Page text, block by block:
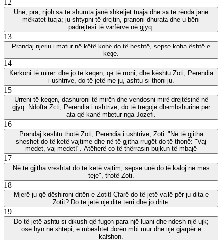
12
Unë, pra, njoh sa të shumta janë shkeljet tuaja dhe sa të rënda janë
mëkatet tuaja; ju shtypni të drejtin, pranoni dhurata dhe u bëni
padrejtësi të varfërve në gjyq.
13
Prandaj njeriu i matur në këtë kohë do të heshtë, sepse koha është e
keqe.
14
Kërkoni të mirën dhe jo të keqen, që të rroni, dhe kështu Zoti, Perëndia
i ushtrive, do të jetë me ju, ashtu si thoni ju.
15
Urreni të keqen, dashuroni të mirën dhe vendosni mirë drejtësinë në
gjyq. Ndofta Zoti, Perëndia i ushtrive, do të tregojë dhembshurinë për
ata që kanë mbetur nga Jozefi.
16
Prandaj kështu thotë Zoti, Perëndia i ushtrive, Zoti: "Në të gjitha
sheshet do të ketë vajtime dhe në të gjitha rrugët do të thonë: "Vaj
medet, vaj medet!". Atëherë do të thërrasin bujkun të mbajë
17
Në të gjitha vreshtat do të ketë vajtim, sepse unë do të kaloj në mes
teje", thotë Zoti.
18
Mjerë ju që dëshironi ditën e Zotit! Çfarë do të jetë vallë për ju dita e
Zotit? Do të jetë një ditë terri dhe jo drite.
19
Do të jetë ashtu si dikush që fugon para një luani dhe ndesh një ujk;
ose hyn në shtëpi, e mbështet dorën mbi mur dhe një gjarpër e
kafshon.